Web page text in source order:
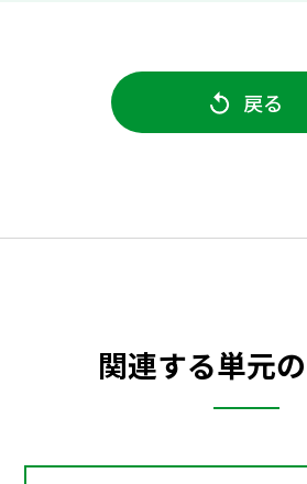
戻る
関連する単元